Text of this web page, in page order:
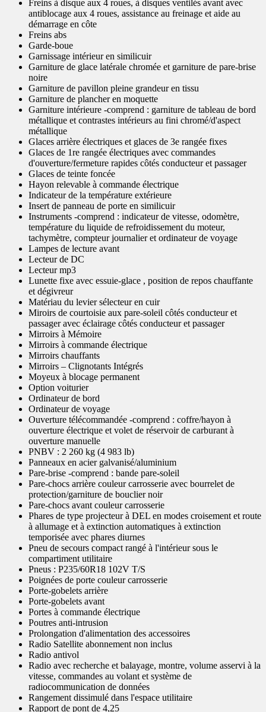
Freins à disque aux 4 roues, à disques ventilés avant avec
antiblocage aux 4 roues, assistance au freinage et aide au
démarrage en côte
Freins abs
Garde-boue
Garnissage intérieur en similicuir
Garniture de glace latérale chromée et garniture de pare-brise
noire
Garniture de pavillon pleine grandeur en tissu
Garniture de plancher en moquette
Garniture intérieure -comprend : garniture de tableau de bord
métallique et contrastes intérieurs au fini chromé/d'aspect
métallique
Glaces arrière électriques et glaces de 3e rangée fixes
Glaces de 1re rangée électriques avec commandes
d'ouverture/fermeture rapides côtés conducteur et passager
Glaces de teinte foncée
Hayon relevable à commande électrique
Indicateur de la température extérieure
Insert de panneau de porte en similicuir
Instruments -comprend : indicateur de vitesse, odomètre,
température du liquide de refroidissement du moteur,
tachymètre, compteur journalier et ordinateur de voyage
Lampes de lecture avant
Lecteur de DC
Lecteur mp3
Lunette fixe avec essuie-glace , position de repos chauffante
et dégivreur
Matériau du levier sélecteur en cuir
Miroirs de courtoisie aux pare-soleil côtés conducteur et
passager avec éclairage côtés conducteur et passager
Mirroirs à Mémoire
Mirroirs à commande électrique
Mirroirs chauffants
Mirroirs – Clignotants Intégrés
Moyeux à blocage permanent
Option voiturier
Ordinateur de bord
Ordinateur de voyage
Ouverture télécommandée -comprend : coffre/hayon à
ouverture électrique et volet de réservoir de carburant à
ouverture manuelle
PNBV : 2 260 kg (4 983 lb)
Panneaux en acier galvanisé/aluminium
Pare-brise -comprend : bande pare-soleil
Pare-chocs arrière couleur carrosserie avec bourrelet de
protection/garniture de bouclier noir
Pare-chocs avant couleur carrosserie
Phares de type projecteur à DEL en modes croisement et route
à allumage et à extinction automatiques à extinction
temporisée avec phares diurnes
Pneu de secours compact rangé à l'intérieur sous le
compartiment utilitaire
Pneus : P235/60R18 102V T/S
Poignées de porte couleur carrosserie
Porte-gobelets arrière
Porte-gobelets avant
Portes à commande électrique
Poutres anti-intrusion
Prolongation d'alimentation des accessoires
Radio Satellite abonnement non inclus
Radio antivol
Radio avec recherche et balayage, montre, volume asservi à la
vitesse, commandes au volant et système de
radiocommunication de données
Rangement dissimulé dans l'espace utilitaire
Rapport de pont de 4,25